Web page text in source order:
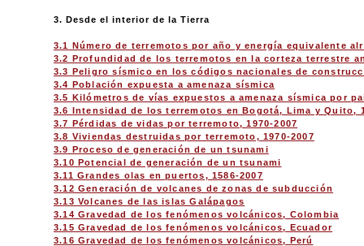
3. Desde el interior de la Tierra
3.1 Número de terremotos por año y energía equivalente
3.2 Profundidad de los terremotos en la corteza terrestre
3.3 Peligro sísmico en los códigos nacionales de
3.4 Población expuesta a amenaza sísmica
3.5 Kilómetros de vías expuestos a amenaza sísmica por
3.6 Intensidad de los terremotos en Bogotá, Lima y Quito,
3.7 Pérdidas de vidas por terremoto, 1970-2007
3.8 Viviendas destruidas por terremoto, 1970-2007
3.9 Proceso de generación de un tsunami
3.10 Potencial de generación de un tsunami
3.11 Grandes olas en puertos, 1586-2007
3.12 Generación de volcanes de zonas de subducción
3.13 Volcanes de las islas Galápagos
3.14 Gravedad de los fenómenos volcánicos, Colombia
3.15 Gravedad de los fenómenos volcánicos, Ecuador
3.16 Gravedad de los fenómenos volcánicos, Perú